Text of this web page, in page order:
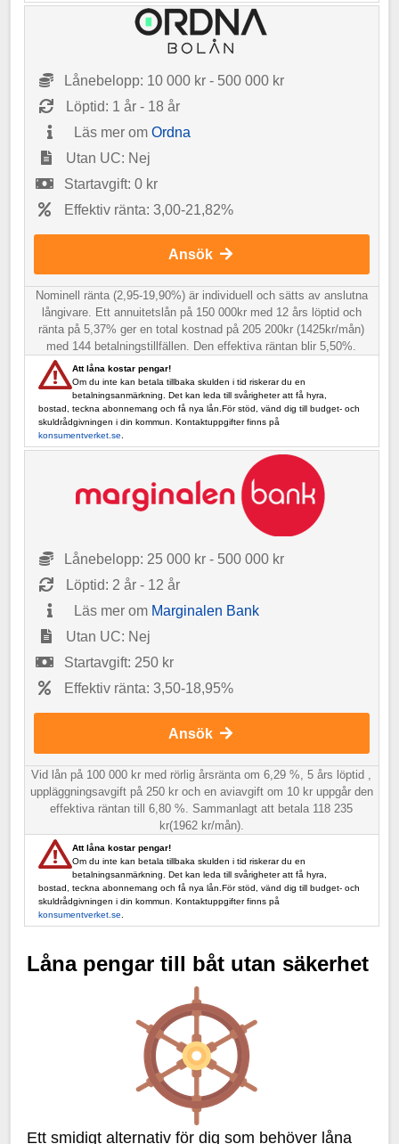
Lånebelopp: 10 000 kr - 500 000 kr
Löptid: 1 år - 18 år
Läs mer om Ordna
Utan UC: Nej
Startavgift: 0 kr
Effektiv ränta: 3,00-21,82%
Ansök
Nominell ränta (2,95-19,90%) är individuell och sätts av anslutna
långivare. Ett annuitetslån på 150 000kr med 12 års löptid och
ränta på 5,37% ger en total kostnad på 205 200kr (1425kr/mån)
med 144 betalningstillfällen. Den effektiva räntan blir 5,50%.
Att låna kostar pengar!
Om du inte kan betala tillbaka skulden i tid riskerar du en
betalningsanmärkning. Det kan leda till svårigheter att få hyra,
bostad, teckna abonnemang och få nya lån.För stöd, vänd dig till budget- och
skuldrådgivningen i din kommun. Kontaktuppgifter finns på
konsumentverket.se
Lånebelopp: 25 000 kr - 500 000 kr
Löptid: 2 år - 12 år
Läs mer om Marginalen Bank
Utan UC: Nej
Startavgift: 250 kr
Effektiv ränta: 3,50-18,95%
Ansök
Vid lån på 100 000 kr med rörlig årsränta om 6,29 %, 5 års löptid ,
uppläggningsavgift på 250 kr och en aviavgift om 10 kr uppgår den
effektiva räntan till 6,80 %. Sammanlagt att betala 118 235
kr(1962 kr/mån).
Att låna kostar pengar!
Om du inte kan betala tillbaka skulden i tid riskerar du en
betalningsanmärkning. Det kan leda till svårigheter att få hyra,
bostad, teckna abonnemang och få nya lån.För stöd, vänd dig till budget- och
skuldrådgivningen i din kommun. Kontaktuppgifter finns på
konsumentverket.se
Låna pengar till båt utan säkerhet
Ett smidigt alternativ för dig som behöver låna